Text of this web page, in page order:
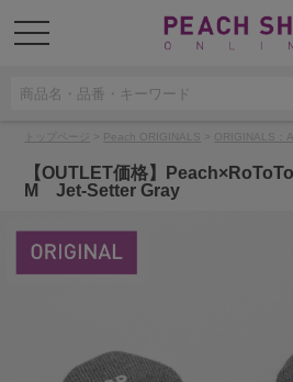
t
o
o
Peach ORIGINALS ORIGINALS：
【OUTLET価格】
M Jet-Setter Gray